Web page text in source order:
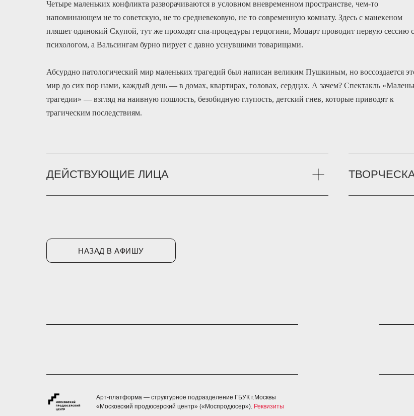
Четыре маленьких конфликта разворачиваются в условном вневременном пространстве, чем-то
напоминающем не то советскую, не то средневековую, не то современную комнату. Здесь с манекеном
пляшет одинокий Скупой, тут же проходят спа-процедуры герцогини, Моцарт проводит первую сессию с
психологом, а Вальсингам бурно пирует с давно уснувшими товарищами.
Абсурдно патологический мир маленьких трагедий был написан великим Пушкиным, но воссоздается
мир до сих пор нами, каждый день — в домах, квартирах, головах, сердцах. А зачем? Спектакль
трагедии» — взгляд на наивную пошлость, безобидную глупость, детский гнев, которые приводят к
трагическим последствиям.
ДЕЙСТВУЮЩИЕ ЛИЦА
НАЗАД В АФИШУ
Арт-платформа — структурное подразделение ГБУК г.Москвы
«Московский продюсерский центр» («Моспродюсер»). Реквизиты